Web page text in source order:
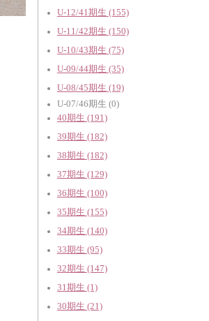
U-12/41期生 (155)
U-11/42期生 (150)
U-10/43期生 (75)
U-09/44期生 (35)
U-08/45期生 (19)
U-07/46期生 (0)
40期生 (191)
39期生 (182)
38期生 (182)
37期生 (129)
36期生 (100)
35期生 (155)
34期生 (140)
33期生 (95)
32期生 (147)
31期生 (1)
30期生 (21)